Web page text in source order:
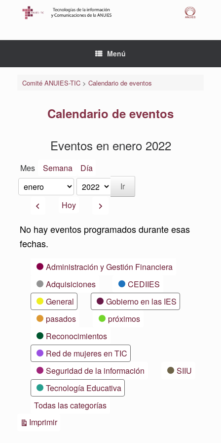
Menú
Comité ANUIES-TIC> Calendario de eventos
Calendario de eventos
Eventos en enero 2022
Mes Semana Día
Mes
Año
AnteriorHoy Siguiente
No hay eventos programados durante esas
fechas.
CategoríasAdministración y Gestión Financiera
Adquisiciones
CEDIIES
General
Gobierno en las IES
pasados
próximos
Reconocimientos
Red de mujeres en TIC
Seguridad de la información
SIIU
Tecnología Educativa
Todas las categorías
ImprimirVistas